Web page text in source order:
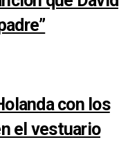
con los
el vestuario